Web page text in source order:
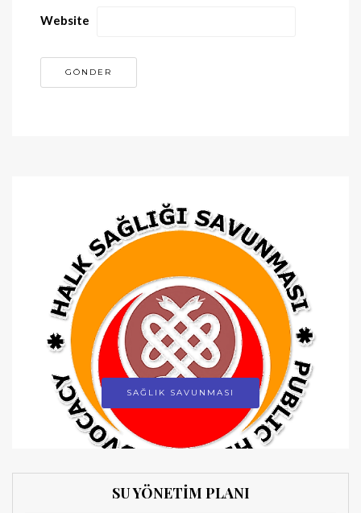
Website
SAĞLIK SAVUNMASI
SU YÖNETİM PLANI